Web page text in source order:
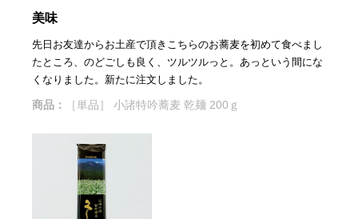
美味
先日お友達からお土産で頂きこちらのお蕎麦を初めて食べまし
たところ、のどごしも良く、ツルツルっと。あっという間にな
くなりました。新たに注文しました。
商品： ［単品］ 小諸特吟蕎麦 乾麺 200ｇ